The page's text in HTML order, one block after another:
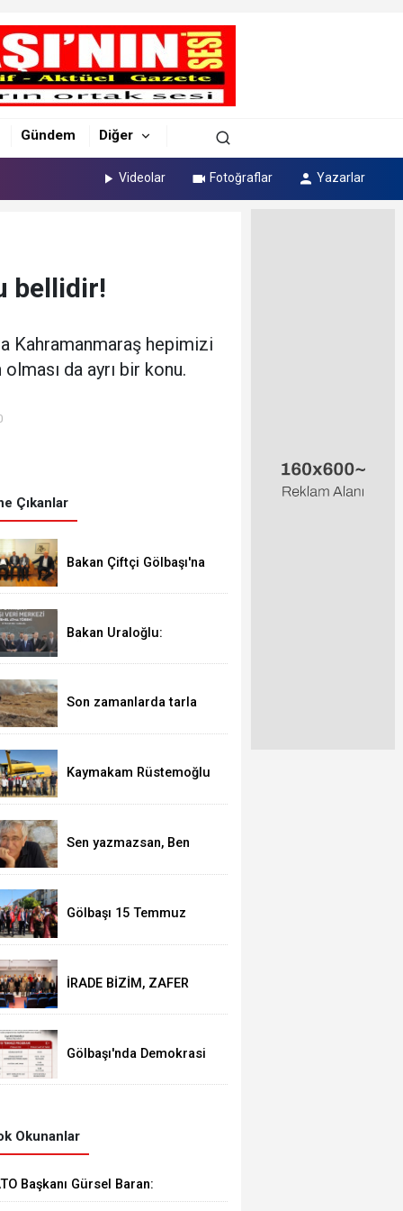
Gündem Diğer
Videolar Fotoğraflar Yazarlar
bellidir!
Kahramanmaraş hepimizi
da ayrı bir konu.
Çıkanlar
Bakan Çiftçi Gölbaşı'na
Ahmet Aydeniz'i ziyaret
Bakan Uraloğlu:
Merkezi Türkiye'nin yeni
Son zamanlarda tarla
Kaymakam Rüstemoğlu
incelemeler yaptı.
Sen yazmazsan, Ben
söylemezse, nasıl ortak
Gölbaşı 15 Temmuz
İRADE BİZİM, ZAFER
Gölbaşı'nda Demokrasi
programı belli oldu
Okunanlar
Başkanı Gürsel Baran: